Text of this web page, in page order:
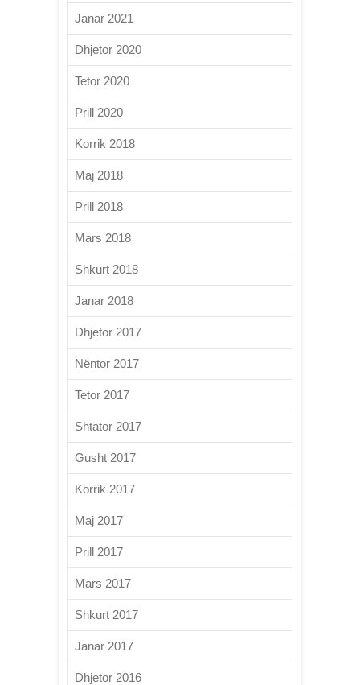
Janar 2021
Dhjetor 2020
Tetor 2020
Prill 2020
Korrik 2018
Maj 2018
Prill 2018
Mars 2018
Shkurt 2018
Janar 2018
Dhjetor 2017
Nëntor 2017
Tetor 2017
Shtator 2017
Gusht 2017
Korrik 2017
Maj 2017
Prill 2017
Mars 2017
Shkurt 2017
Janar 2017
Dhjetor 2016